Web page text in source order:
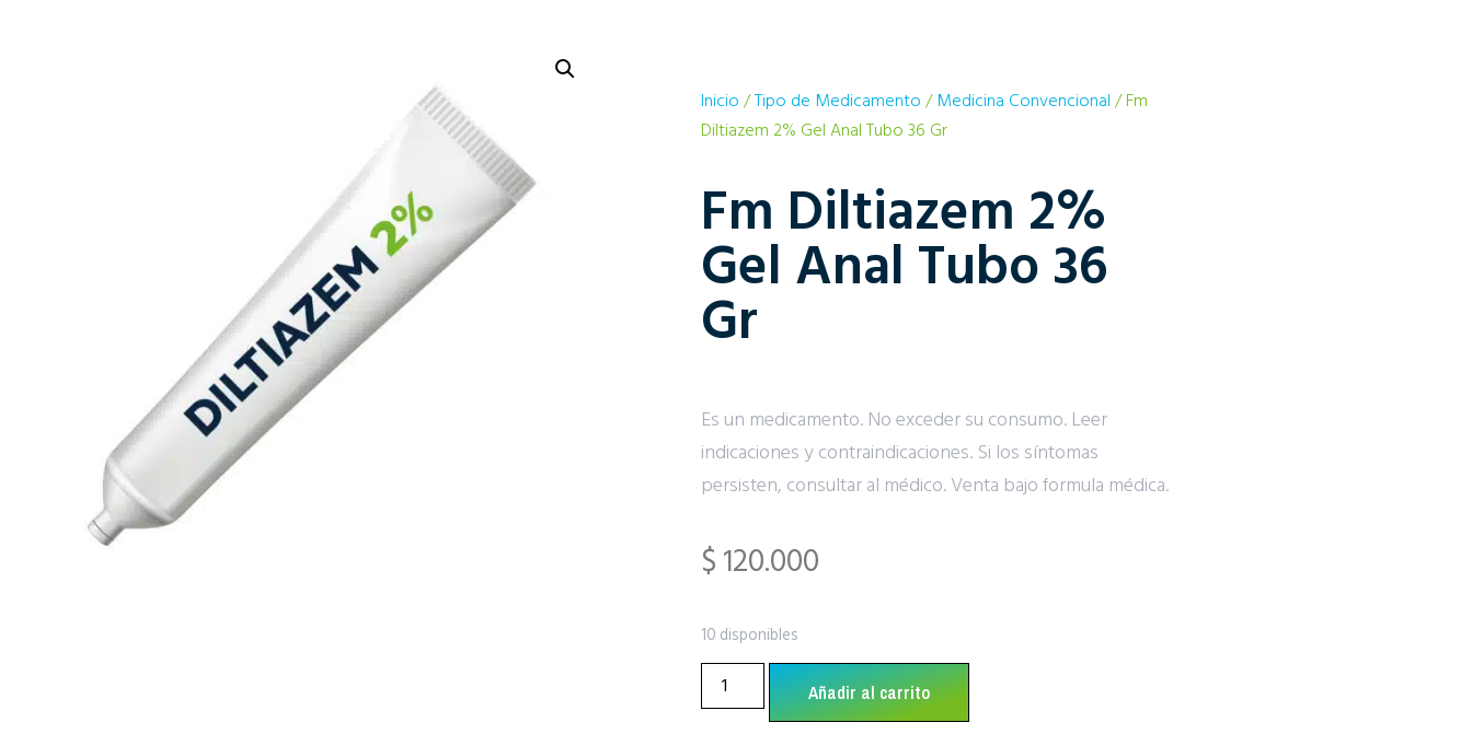
Inicio/Tipo de Medicamento/Medicina Convencional/ Fm
Diltiazem 2% Gel Anal Tubo 36 Gr
Fm Diltiazem 2%
Gel Anal Tubo 36
Gr
Es un medicamento. No exceder su consumo. Leer
indicaciones y contraindicaciones. Si los síntomas
persisten, consultar al médico. Venta bajo formula médica.
$120.000
10 disponibles
Añadir al carrito